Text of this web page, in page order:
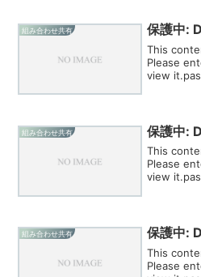
組み合わせ共有 保護中:
This
Please
view
組み合わせ共有 保護中:
This
Please
view
組み合わせ共有 保護中:
This
Please